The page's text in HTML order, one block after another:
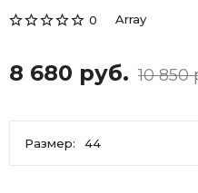
0 Array
8 680 руб. 10 850
Размер: 44